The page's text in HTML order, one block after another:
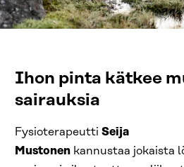
Ihon pinta kätkee
sairauksia
Fysioterapeutti Seija
Mustonen kannustaa jokaista